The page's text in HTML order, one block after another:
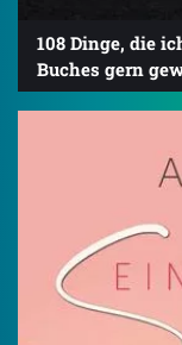
108 Dinge, die
Buches gern